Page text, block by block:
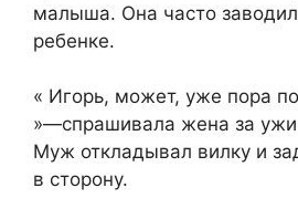
малыша. Она часто
ребенке.
« Игорь, может, уже пора
»—спрашивала жена за
Муж откладывал вилку и
в сторону.